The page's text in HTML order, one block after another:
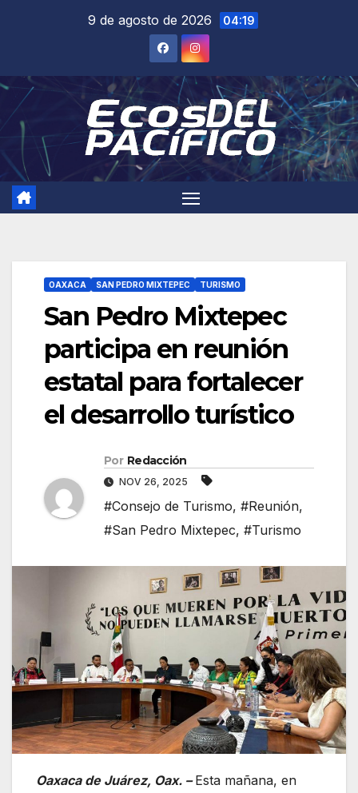
9 de agosto de 2026 04:19
OAXACA SAN PEDRO MIXTEPEC TURISMO
San Pedro Mixtepec
participa en reunión
estatal para fortalecer
el desarrollo turístico
Por Redacción
NOV 26, 2025
#Consejo de Turismo, #Reunión,
#San Pedro Mixtepec, #Turismo
Oaxaca de Juárez, Oax. –Esta mañana, en